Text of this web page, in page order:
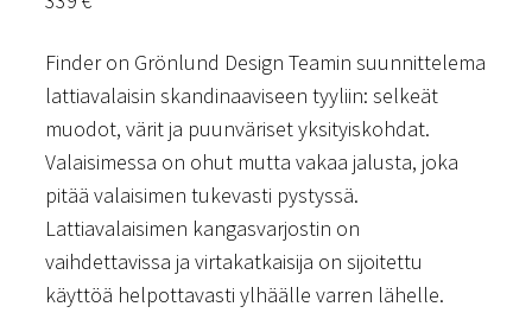
Finder on Grönlund Design Teamin suunnittelema
lattiavalaisin skandinaaviseen tyyliin: selkeät
muodot, värit ja puunväriset yksityiskohdat.
Valaisimessa on ohut mutta vakaa jalusta, joka
pitää valaisimen tukevasti pystyssä.
Lattiavalaisimen kangasvarjostin on
vaihdettavissa ja virtakatkaisija on sijoitettu
käyttöä helpottavasti ylhäälle varren lähelle.